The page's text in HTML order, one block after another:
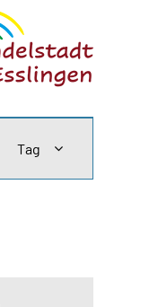
Ansichten-
Navigation
Tag